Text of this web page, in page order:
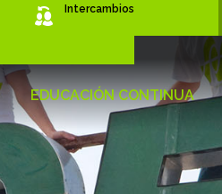
Intercambios
EDUCACIÓN CONTINUA